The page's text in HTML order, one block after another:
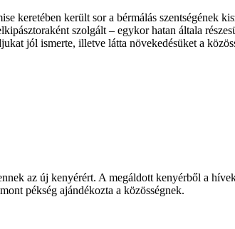
keretében került sor a bérmálás szentségének
szolgált – egykor hatan általa
jól ismerte, illetve látta növekedésüket a
az új kenyérért. A megáldott kenyérből a
pékség ajándékozta a közösségnek.